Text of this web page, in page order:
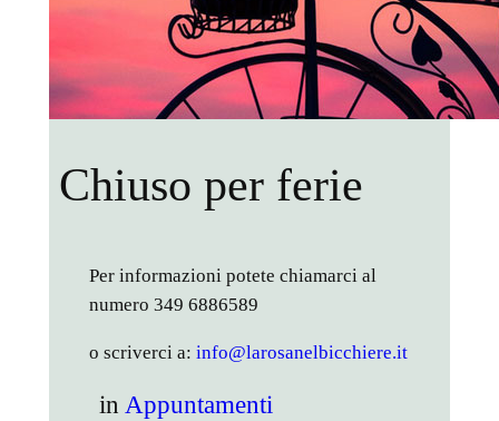
Chiuso per ferie
Per informazioni potete chiamarci al
numero 349 6886589
o scriverci a: info@larosanelbicchiere.it
in Appuntamenti